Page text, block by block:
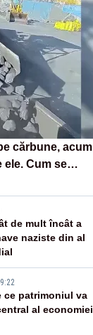
cărbune, acum
ele. Cum se
energetică
de mult încât a
naziste din al
ce patrimoniul va
al economiei